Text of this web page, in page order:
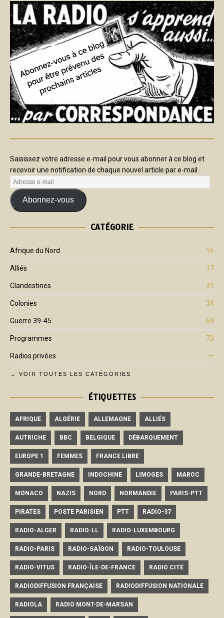
Saisissez votre adresse e-mail pour vous abonner à ce blog et
recevoir une notification de chaque nouvel article par e-mail.
Abonnez-vous
CATÉGORIE
Afrique du Nord 16
Alliés 17
Clandestines 31
Colonies 34
Guerre 39-45 69
Programmes 73
Radios privées —
→ VOIR TOUTES LES CATÉGORIES
ÉTIQUETTES
AFRIQUE ALGÉRIE ALLEMAGNE ALLIÉS
AUTRICHE BBC BELGIQUE DÉBARQUEMENT
EUROPE 1 FEMMES FRANCE LIBRE
GRANDE-BRETAGNE INDOCHINE LIMOGES MAROC
MONACO NAZIS NORD NORMANDIE PARIS-PTT
PIRATES POSTE PARISIEN PTT RADIO-37
RADIO-ALGER RADIO-LL RADIO-LUXEMBOURG
RADIO-PARIS RADIO-SAÏGON RADIO-TOULOUSE
RADIO-VITUS RADIO-ÎLE-DE-FRANCE RADIO CITÉ
RADIODIFFUSION FRANÇAISE RADIODIFFUSION NATIONALE
RADIOLA RADIO MONT-DE-MARSAN